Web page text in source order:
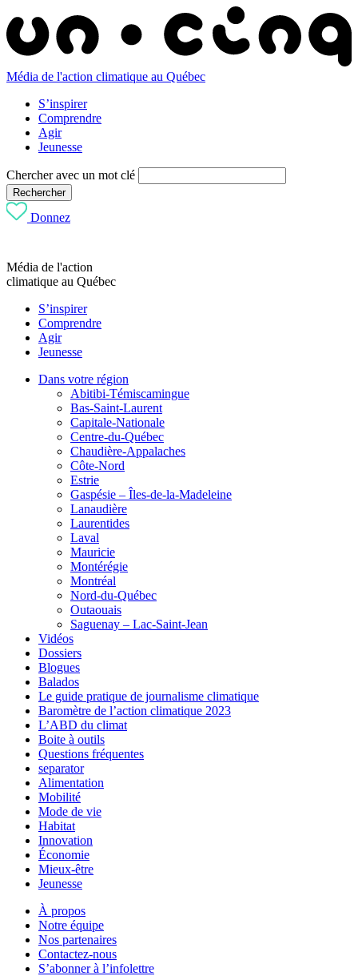
Média de l'action climatique au Québec
S’inspirer
Comprendre
Agir
Jeunesse
Chercher avec un mot clé
Rechercher
Donnez
Média de l'action
climatique au Québec
S’inspirer
Comprendre
Agir
Jeunesse
Dans votre région
Abitibi-Témiscamingue
Bas-Saint-Laurent
Capitale-Nationale
Centre-du-Québec
Chaudière-Appalaches
Côte-Nord
Estrie
Gaspésie – Îles-de-la-Madeleine
Lanaudière
Laurentides
Laval
Mauricie
Montérégie
Montréal
Nord-du-Québec
Outaouais
Saguenay – Lac-Saint-Jean
Vidéos
Dossiers
Blogues
Balados
Le guide pratique de journalisme climatique
Baromètre de l’action climatique 2023
L’ABD du climat
Boite à outils
Questions fréquentes
separator
Alimentation
Mobilité
Mode de vie
Habitat
Innovation
Économie
Mieux-être
Jeunesse
À propos
Notre équipe
Nos partenaires
Contactez-nous
S’abonner à l’infolettre